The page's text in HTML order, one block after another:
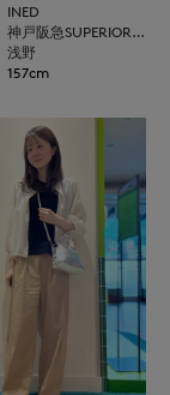
INED
神戸阪急SUPERIORCLOSET
浅野
157cm